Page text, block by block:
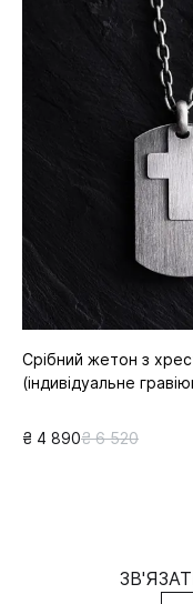
Срібний жетон з
(індивідуальне
₴ 4 890₴ 6 520